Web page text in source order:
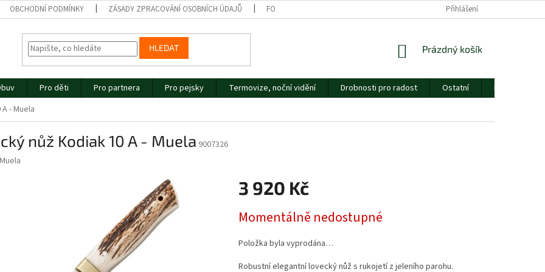
OBCHODNÍ PODMÍNKY ZÁSADY ZPRACOVÁNÍ OSOBNÍCH ÚDAJŮ FORMULÁŘE O NÁS
Přihlášení
HLEDAT
NÁKUPNÍ
Prázdný košík
Pro děti Pro partnera Pro pejsky Termovize, noční vidění Drobnosti pro radost Ostatní
Dárkový
- Muela
nůž Kodiak 10 A - Muela 9007326
Muela
3 920 Kč
cena:
Momentálně nedostupné
Položka byla vyprodána…
Robustní elegantní lovecký nůž s rukojetí z jeleního parohu.